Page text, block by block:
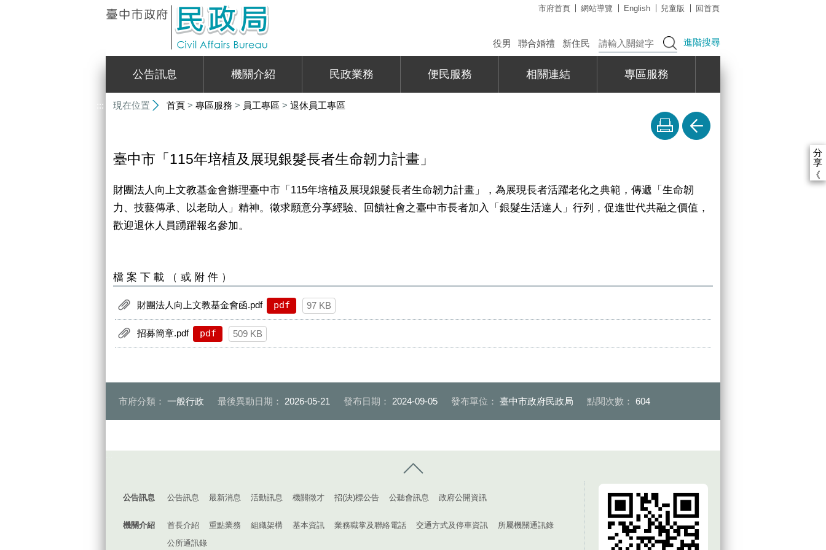
市府首頁 網站導覽 English 兒童版 回首頁
役男 聯合婚禮 新住民 進階搜尋
公告訊息 機關介紹 民政業務 便民服務 相關連結 專區服務
::: 現在位置 首頁 > 專區服務 > 員工專區 > 退休員工專區
分
享
《
臺中市「115年培植及展現銀髮長者生命韌力計畫」
財團法人向上文教基金會辦理臺中市「 115年培植及展現銀髮長者生命韌力計畫」，為展現長者活躍老化之典範，傳遞「生命韌
力、技藝傳承、以老助人」精神。徵求願意分享經驗、回饋社會之臺中市長者加入「銀髮生活達人」行列，促進世代共融之價值，
歡迎退休人員踴躍報名參加。
檔案下載（或附件）
財團法人向上文教基金會函.pdf pdf 97 KB
招募簡章.pdf pdf 509 KB
市府分類： 一般行政 最後異動日期： 2026-05-21 發布日期： 2024-09-05 發布單位： 臺中市政府民政局 點閱次數： 604
公告訊息 公告訊息 最新消息 活動訊息 機關徵才 招(決)標公告 公聽會訊息 政府公開資訊
機關介紹 首長介紹 重點業務 組織架構 基本資訊 業務職掌及聯絡電話 交通方式及停車資訊
所屬機關通訊錄
公所通訊錄